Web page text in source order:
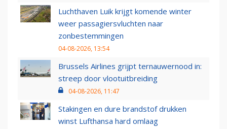
Luchthaven Luik krijgt komende winter
weer passagiersvluchten naar
zonbestemmingen
04-08-2026, 13:54
Brussels Airlines grijpt ternauwernood in:
streep door vlootuitbreiding
04-08-2026, 11:47
Stakingen en dure brandstof drukken
winst Lufthansa hard omlaag